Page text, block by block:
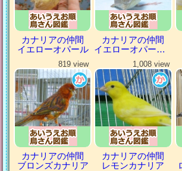
カナリアの仲間
イエローオパール
カナリアの仲間
イエローオパールシナモン
819 view
カナリアの仲間
ブロンズカナリア
1,008 view
カナリアの仲間
レモンカナリア